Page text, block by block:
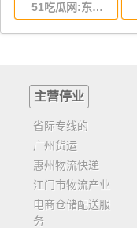
51吃瓜网:东莞到云南省物流运输,东莞到云南省物流公司
主营停业
省际专线的
广州货运
惠州物流快递
江门市物流产业
电商仓储配送服
务